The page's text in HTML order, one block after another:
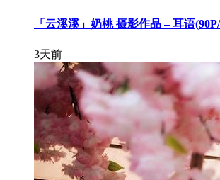
「云溪溪」奶桃 摄影作品 – 耳语
3天前